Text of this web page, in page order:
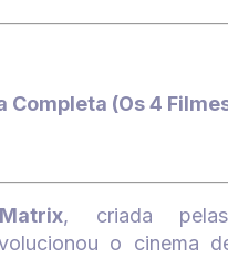
Completa (Os 4
Matrix, criada
o cinema